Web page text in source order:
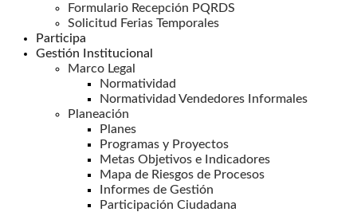
Formulario Recepción PQRDS
Solicitud Ferias Temporales
Participa
Gestión Institucional
Marco Legal
Normatividad
Normatividad Vendedores Informales
Planeación
Planes
Programas y Proyectos
Metas Objetivos e Indicadores
Mapa de Riesgos de Procesos
Informes de Gestión
Participación Ciudadana